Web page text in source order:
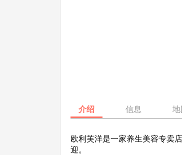
介绍 信息 地
欧利芙洋是一家养生美容专卖
迎。